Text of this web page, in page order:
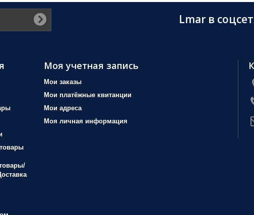
Lmar в
Моя учетная запись
Мои заказы
Мои платёжные квитанции
Мои адреса
Моя личная информация